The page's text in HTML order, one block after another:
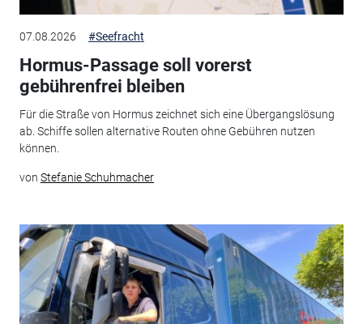
07.08.2026 #Seefracht
Hormus-Passage soll vorerst
gebührenfrei bleiben
Für die Straße von Hormus zeichnet sich eine Übergangslösung
ab. Schiffe sollen alternative Routen ohne Gebühren nutzen
können.
von Stefanie Schuhmacher